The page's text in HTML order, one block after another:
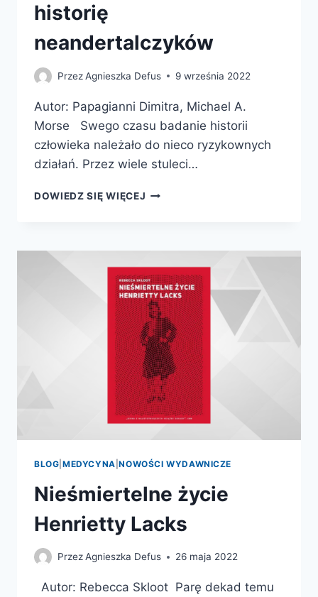
historię
neandertalczyków
PrzezAgnieszka Defus 9 września 2022
Autor: Papagianni Dimitra, Michael A.
Morse Swego czasu badanie historii
człowieka należało do nieco ryzykownych
działań. Przez wiele stuleci…
DOWIEDZ SIĘ WIĘCEJ NEANDERTALCZYK
WSPÓŁCZESNA
NAUKA
PISZE
NOWĄ
HISTORIĘ
NEANDERTALCZYKÓW
BLOG MEDYCYNA |NOWOŚCI WYDAWNICZE
Nieśmiertelne życie
Henrietty Lacks
PrzezAgnieszka Defus 26 maja 2022
Autor: Rebecca Skloot Parę dekad temu